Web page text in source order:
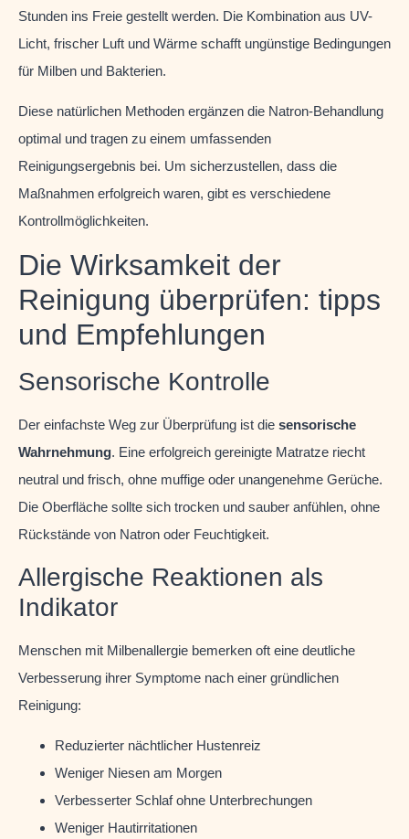
Stunden ins Freie gestellt werden. Die Kombination aus UV-
Licht, frischer Luft und Wärme schafft ungünstige Bedingungen
für Milben und Bakterien.
Diese natürlichen Methoden ergänzen die Natron-Behandlung
optimal und tragen zu einem umfassenden
Reinigungsergebnis bei. Um sicherzustellen, dass die
Maßnahmen erfolgreich waren, gibt es verschiedene
Kontrollmöglichkeiten.
Die Wirksamkeit der
Reinigung überprüfen: tipps
und Empfehlungen
Sensorische Kontrolle
Der einfachste Weg zur Überprüfung ist die sensorische
Wahrnehmung. Eine erfolgreich gereinigte Matratze riecht
neutral und frisch, ohne muffige oder unangenehme Gerüche.
Die Oberfläche sollte sich trocken und sauber anfühlen, ohne
Rückstände von Natron oder Feuchtigkeit.
Allergische Reaktionen als
Indikator
Menschen mit Milbenallergie bemerken oft eine deutliche
Verbesserung ihrer Symptome nach einer gründlichen
Reinigung:
Reduzierter nächtlicher Hustenreiz
Weniger Niesen am Morgen
Verbesserter Schlaf ohne Unterbrechungen
Weniger Hautirritationen